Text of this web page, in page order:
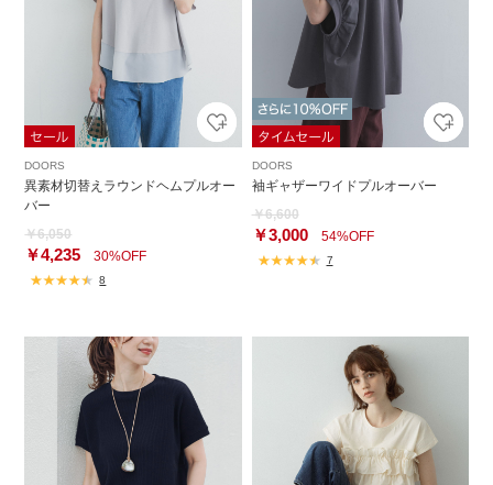
DOORS
異素材切替えラウンドヘムプルオー
バー
￥6,050
￥4,235 30%OFF
8
DOORS
袖ギャザーワイドプルオーバー
￥6,600
￥3,00054%OFF
7